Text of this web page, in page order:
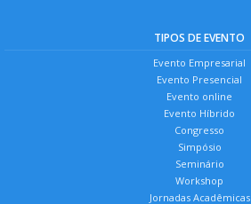
TIPOS DE EVENTO
Evento Empresarial
Evento Presencial
Evento online
Evento Híbrido
Congresso
Simpósio
Seminário
Workshop
Jornadas Acadêmicas